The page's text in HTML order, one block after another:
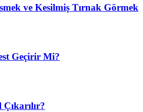
ve Kesilmiş Tırnak Görmek
Geçirir Mi?